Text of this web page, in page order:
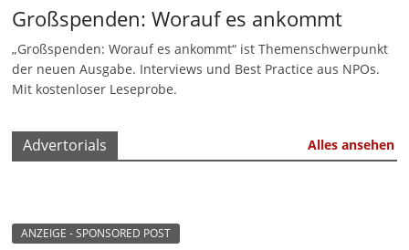
r
e
e
t
Großspenden: Worauf es ankommt
„Großspenden: Worauf es ankommt“ ist Themenschwerpunkt
der neuen Ausgabe. Interviews und Best Practice aus NPOs.
Mit kostenloser Leseprobe.
Advertorials Alles ansehen
ANZEIGE - SPONSORED POST